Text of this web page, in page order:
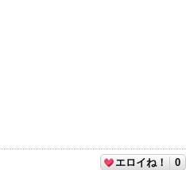
エロイね！ 0